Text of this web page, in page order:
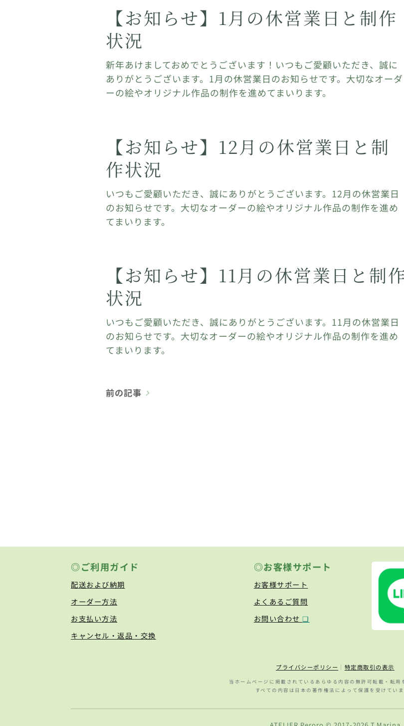
【お知らせ】1月の休営業日と制作
状況
新年あけましておめでとうございます！いつもご愛顧いただき、誠に
ありがとうございます。1月の休営業日のお知らせです。大切なオーダ
ーの絵やオリジナル作品の制作を進めてまいります。
【お知らせ】12月の休営業日と制
作状況
いつもご愛顧いただき、誠にありがとうございます。12月の休営業日
のお知らせです。大切なオーダーの絵やオリジナル作品の制作を進め
てまいります。
【お知らせ】11月の休営業日と制
状況
いつもご愛顧いただき、誠にありがとうございます。11月の休営業日
のお知らせです。大切なオーダーの絵やオリジナル作品の制作を進め
てまいります。
前の記事
◎ご利用ガイド
配送および納期
オーダー方法
お支払い方法
キャンセル・返品・交換
◎お客様サポート
お客様サポート
よくあるご質問
お問い合わせ❏
プライバシーポリシー ｜ 特定商取引の表示
当ホームページに掲載されているあらゆる内容の無許可転載・転用
すべての内容は日本の著作権法によって保護を受けていま